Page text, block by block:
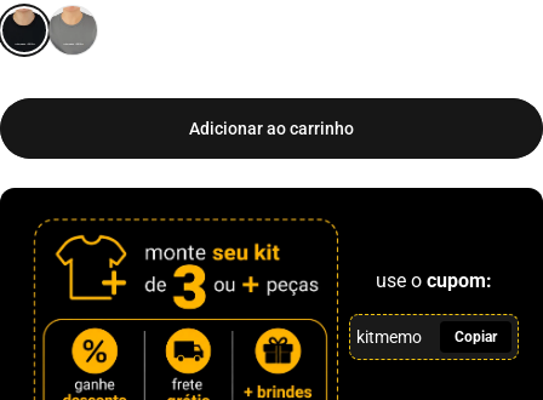
Adicionar ao carrinho
use o cupom:
kitmemo Copiar